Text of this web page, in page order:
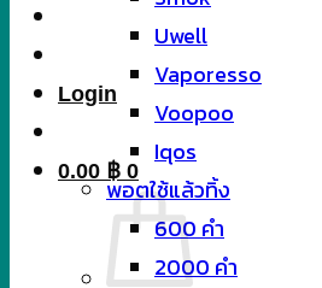
Login
0.00 ฿ 0
Uwell
Vaporesso
Voopoo
Iqos
พอตใช้แล้วทิ้ง
600 คำ
2000 คำ